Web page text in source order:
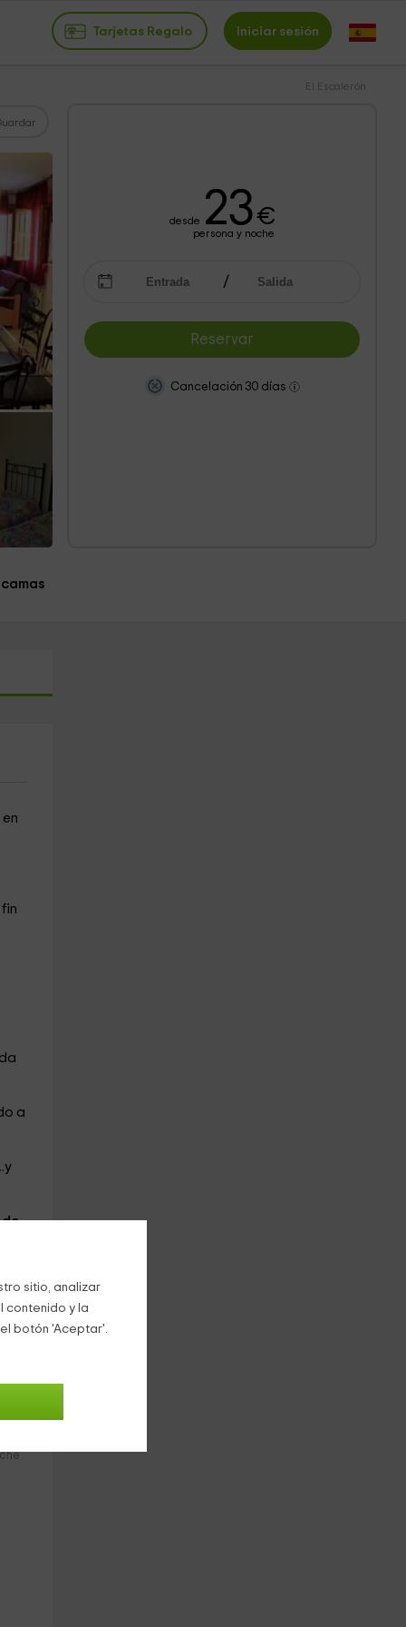
sitio, analizar
contenido y la
botón 'Aceptar'.
Tarjetas Regalo Iniciar sesión
El Escalerón
desde 23€
persona y noche
Reservar
Cancelación 30 días
camas
a